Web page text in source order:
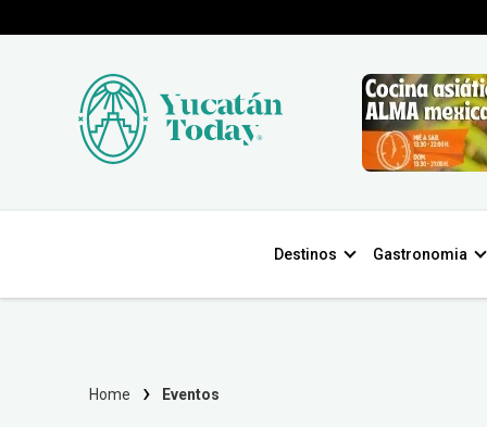
Destinos Gastronomia
Home Eventos